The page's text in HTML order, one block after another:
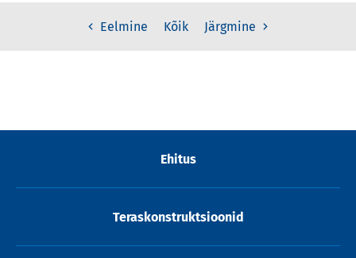
Eelmine Kõik Järgmine
Ehitus
Teraskonstruktsioonid